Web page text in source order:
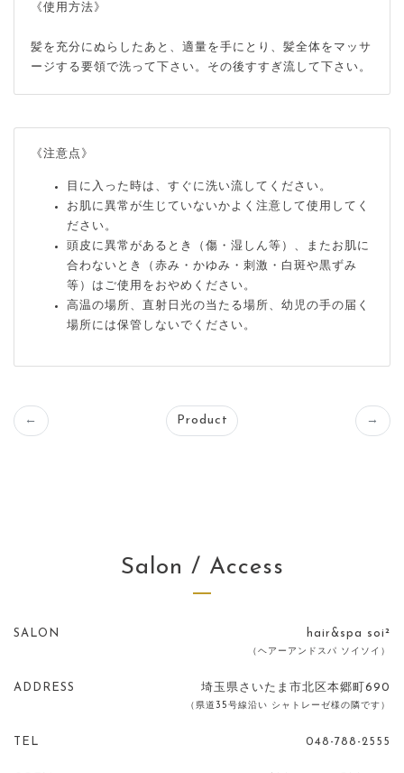
《使用方法》
髪を充分にぬらしたあと、適量を手にとり、髪全体をマッサ
ージする要領で洗って下さい。その後すすぎ流して下さい。
《注意点》
目に入った時は、すぐに洗い流してください。
お肌に異常が生じていないかよく注意して使用してく
ださい。
頭皮に異常があるとき（傷・湿しん等）、またお肌に
合わないとき（赤み・かゆみ・刺激・白斑や黒ずみ
等）はご使用をおやめください。
高温の場所、直射日光の当たる場所、幼児の手の届く
場所には保管しないでください。
← Product →
Salon / Access
SALON hair&spa soi²
（ヘアーアンドスパ ソイソイ）
ADDRESS 埼玉県さいたま市北区本郷町690
（県道35号線沿い シャトレーゼ様の隣です）
TEL 048-788-2555